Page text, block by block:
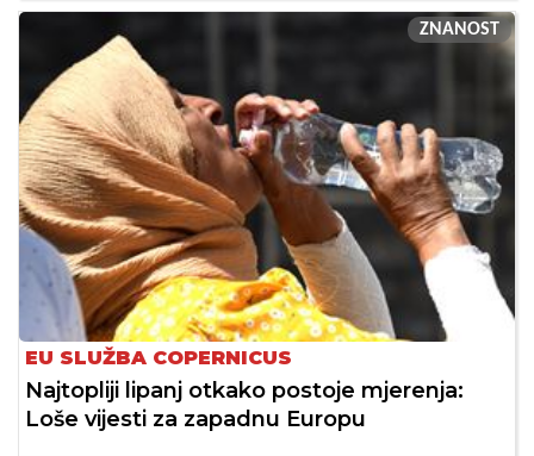
ZNANOST
EU SLUŽBA COPERNICUS
Najtopliji lipanj otkako postoje mjerenja:
Loše vijesti za zapadnu Europu